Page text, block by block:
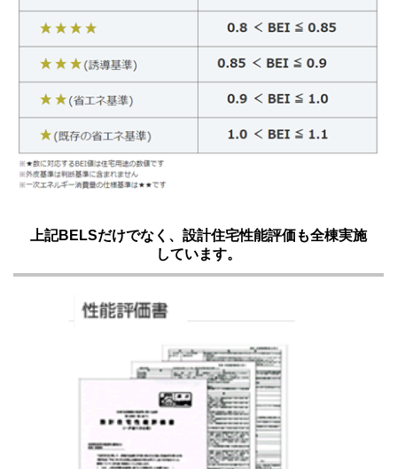
上記BELSだけでなく、設計住宅性能評価も全棟実施
しています。